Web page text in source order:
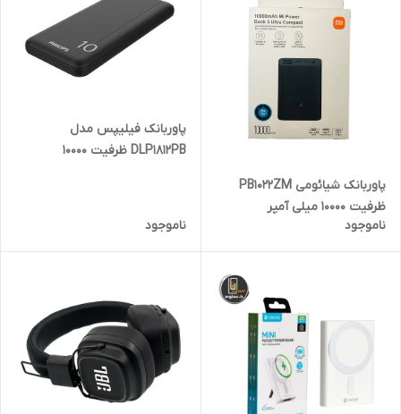
پاوربانک شیائومی PB1022ZM
ظرفیت 10000 میلی آمپر
ناموجود
پاوربانک فیلیپس مدل
DLP1812PB ظرفیت 10000
ناموجود